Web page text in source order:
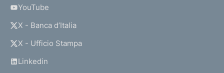
YouTube
X - Banca d’Italia
X - Ufficio Stampa
Linkedin